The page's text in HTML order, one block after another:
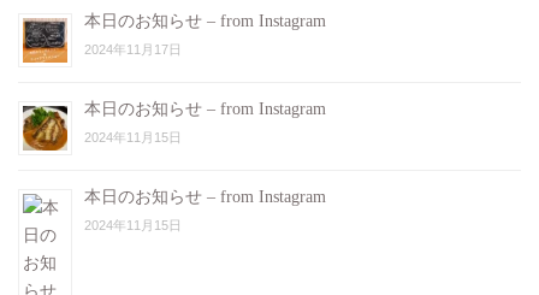
本日のお知らせ – from Instagram
2024年11月17日
本日のお知らせ – from Instagram
2024年11月15日
本日のお知らせ – from Instagram
2024年11月15日